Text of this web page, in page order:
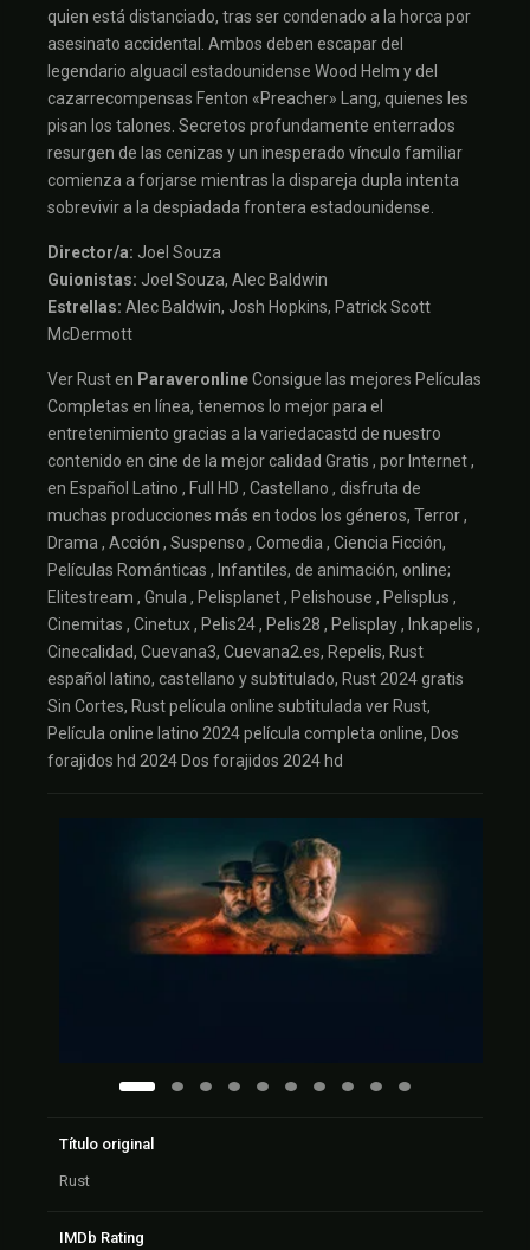
quien está distanciado, tras ser condenado a la horca por
asesinato accidental. Ambos deben escapar del
legendario alguacil estadounidense Wood Helm y del
cazarrecompensas Fenton «Preacher» Lang, quienes les
pisan los talones. Secretos profundamente enterrados
resurgen de las cenizas y un inesperado vínculo familiar
comienza a forjarse mientras la dispareja dupla intenta
sobrevivir a la despiadada frontera estadounidense.
Director/a: Joel Souza
Guionistas: Joel Souza, Alec Baldwin
Estrellas: Alec Baldwin, Josh Hopkins, Patrick Scott
McDermott
Ver Rust en ParaveronlineConsigue las mejores Películas
Completas en línea, tenemos lo mejor para el
entretenimiento gracias a la variedacastd de nuestro
contenido en cine de la mejor calidad Gratis , por Internet ,
en Español Latino , Full HD , Castellano , disfruta de
muchas producciones más en todos los géneros, Terror ,
Drama , Acción , Suspenso , Comedia , Ciencia Ficción,
Películas Románticas , Infantiles, de animación, online;
Elitestream , Gnula , Pelisplanet , Pelishouse , Pelisplus ,
Cinemitas , Cinetux , Pelis24 , Pelis28 , Pelisplay , Inkapelis ,
Cinecalidad, Cuevana3, Cuevana2.es, Repelis, Rust
español latino, castellano y subtitulado, Rust 2024 gratis
Sin Cortes, Rust película online subtitulada ver Rust,
Película online latino 2024 película completa online, Dos
forajidos hd 2024 Dos forajidos 2024 hd
Título original
Rust
IMDb Rating